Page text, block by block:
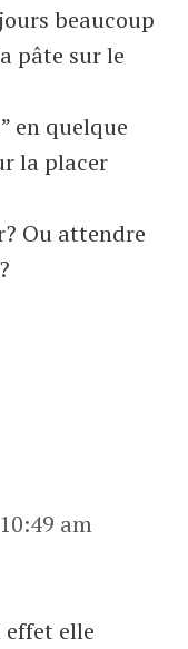
beaucoup
pâte sur le
en quelque
la placer
Ou attendre
am
effet elle